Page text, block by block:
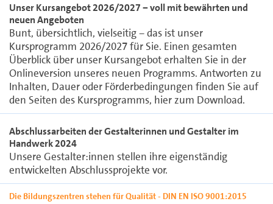
Unser Kursangebot 2026/2027 − voll mit bewährten und
neuen Angeboten
Bunt, übersichtlich, vielseitig − das ist unser
Kursprogramm 2026/2027 für Sie. Einen gesamten
Überblick über unser Kursangebot erhalten Sie in der
Onlineversion unseres neuen Programms. Antworten zu
Inhalten, Dauer oder Förderbedingungen finden Sie auf
den Seiten des Kursprogramms, hier zum Download.
Abschlussarbeiten der Gestalterinnen und Gestalter im
Handwerk 2024
Unsere Gestalter:innen stellen ihre eigenständig
entwickelten Abschlussprojekte vor.
Die Bildungszentren stehen für Qualität - DIN EN ISO 9001:2015